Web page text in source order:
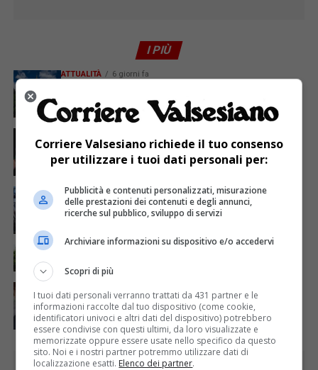
I PIÙ
ATTUALITÀ 6 giorni fa
Sabato 8 agosto in piazza a Varallo Gran Galà Lirico
ATTUALITÀ 6 giorni fa
Domenica inaugurazione del Calice Gigante n. 10 a
Lozzolo
Auguri alla centenaria Piera Rosa Taddia
PUBBLICITÀ
Corriere Valsesiano richiede il tuo consenso
per utilizzare i tuoi dati personali per:
Pubblicità e contenuti personalizzati, misurazione
delle prestazioni dei contenuti e degli annunci,
ricerche sul pubblico, sviluppo di servizi
Archiviare informazioni su dispositivo e/o accedervi
Scopri di più
I tuoi dati personali verranno trattati da 431 partner e le
informazioni raccolte dal tuo dispositivo (come cookie,
identificatori univoci e altri dati del dispositivo) potrebbero
essere condivise con questi ultimi, da loro visualizzate e
memorizzate oppure essere usate nello specifico da questo
sito. Noi e i nostri partner potremmo utilizzare dati di
localizzazione esatti. Elenco dei partner.